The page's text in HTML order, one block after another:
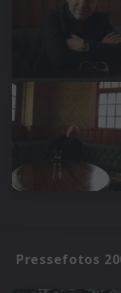
Pressefotos